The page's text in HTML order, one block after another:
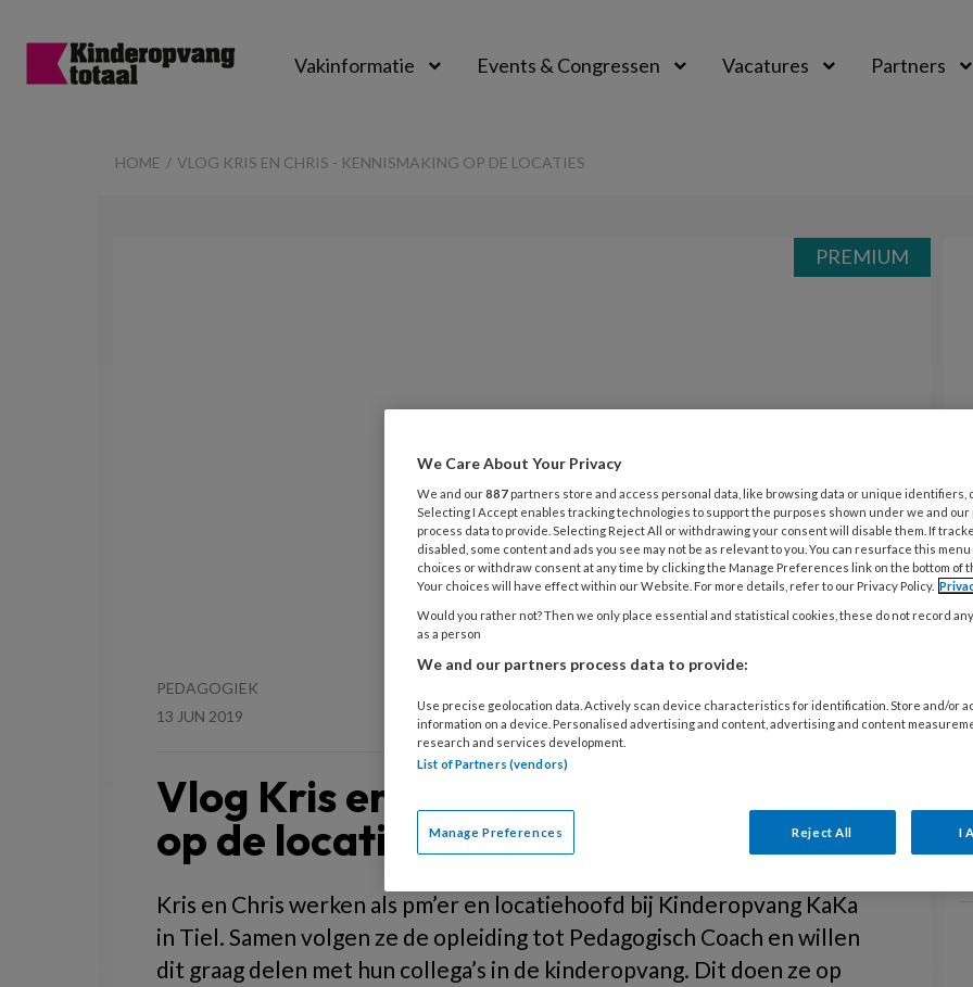
Vakinformatie Events & Congressen Vacatures Partners
HOME VLOG KRIS EN CHRIS - KENNISMAKING OP DE LOCATIES
PREMIUM
PEDAGOGIEK
13 JUN 2019
Opslaan Reacties 0 Delen
Vlog Kris en Chris – Kennismaking
op de locaties
Kris en Chris werken als pm’er en locatiehoofd bij Kinderopvang KaKa
in Tiel. Samen volgen ze de opleiding tot Pedagogisch Coach en willen
dit graag delen met hun collega’s in de kinderopvang. Dit doen ze op
We Care About Your Privacy
We and our887 partners store and access personal data, like browsing data or unique identifiers,
Selecting I Accept enables tracking technologies to support the purposes shown under we and
process data to provide. Selecting Reject All or withdrawing your consent will disable them. If
disabled, some content and ads you see may not be as relevant to you. You can resurface this
choices or withdraw consent at any time by clicking the Manage Preferences link on the bottom of
Your choices will have effect within our Website. For more details, refer to our Privacy Policy.
Would you rather not? Then we only place essential and statistical cookies, these do not record
as a person
We and our partners process data to provide:
Use precise geolocation data. Actively scan device characteristics for identification. Store and/or
information on a device. Personalised advertising and content, advertising and content
research and services development.
List of Partners (vendors)
Manage Preferences Reject All I